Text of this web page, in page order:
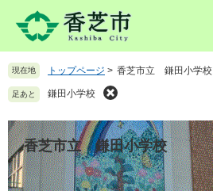
先
頭
す
。
を
飛
し
て
本
文
現在地 トップページ > 香芝市立 鎌田小学校
足あと 鎌田小学校
香芝市立 鎌田小学校